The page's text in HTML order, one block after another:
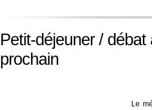
Petit-déjeuner /
prochain
Le